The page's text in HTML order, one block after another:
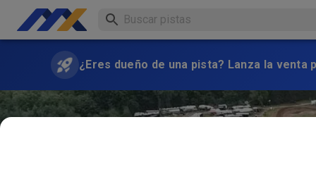
¿Eres dueño de una pista? Lanza la